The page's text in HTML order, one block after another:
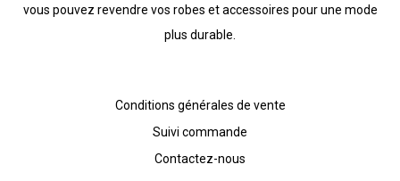
vous pouvez revendre vos robes et accessoires pour une mode
plus durable.
Conditions générales de vente
Suivi commande
Contactez-nous